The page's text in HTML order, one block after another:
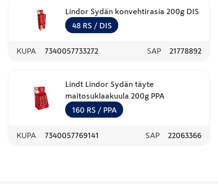
Lindor Sydän konvehtirasia 200g DIS
48 RS / DIS
KUPA 7340057733272 SAP 21778892
Lindt Lindor Sydän täyte
maitosuklaakuula 200g PPA
160 RS / PPA
KUPA 7340057769141 SAP 22063366